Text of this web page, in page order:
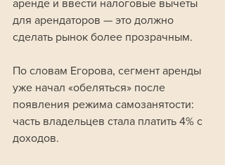
аренде и ввести налоговые вычеты
для арендаторов — это должно
сделать рынок более прозрачным.
По словам Егорова, сегмент аренды
уже начал «обеляться» после
появления режима самозанятости:
часть владельцев стала платить 4% с
доходов.